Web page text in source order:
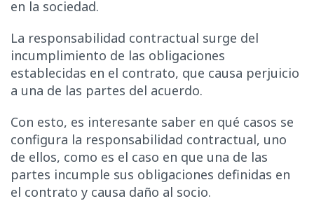
en la sociedad.
La responsabilidad contractual surge del
incumplimiento de las obligaciones
establecidas en el contrato, que causa perjuicio
a una de las partes del acuerdo.
Con esto, es interesante saber en qué casos se
configura la responsabilidad contractual, uno
de ellos, como es el caso en que una de las
partes incumple sus obligaciones definidas en
el contrato y causa daño al socio.